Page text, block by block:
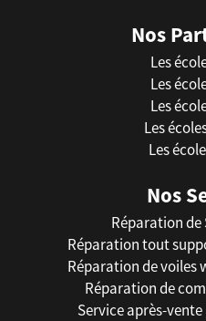
Nos
Les
Les
Les
Les
Les
Nos
Réparation de
Réparation tout
Réparation de voiles
Réparation de
Service après-